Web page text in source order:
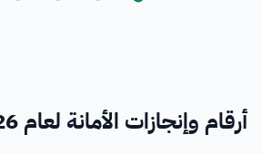
أرقام وإنجازات الأمانة لعام 2026